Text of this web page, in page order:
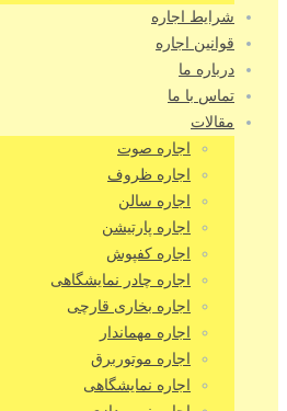
شرایط اجاره
قوانین اجاره
درباره ما
تماس با ما
مقالات
اجاره صوت
اجاره ظروف
اجاره سالن
اجاره پارتیشن
اجاره کفپوش
اجاره چادر نمایشگاهی
اجاره بخاری قارچی
اجاره مهماندار
اجاره موتوربرق
اجاره نمایشگاهی